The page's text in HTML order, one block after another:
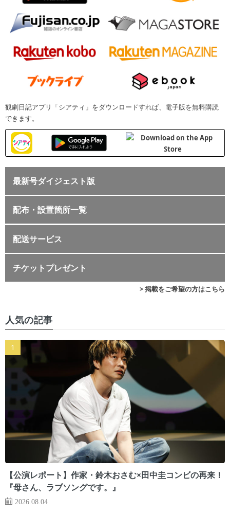
観劇日記アプリ「シアティ」をダウンロードすれば、電子版を無料購読
できます。
最新号ダイジェスト版
配布・設置箇所一覧
配送サービス
チケットプレゼント
> 掲載をご希望の方はこちら
人気の記事
【公演レポート】作家・鈴木おさむ×田中圭コンビの再来！
『母さん、ラブソングです。』
2026.08.04